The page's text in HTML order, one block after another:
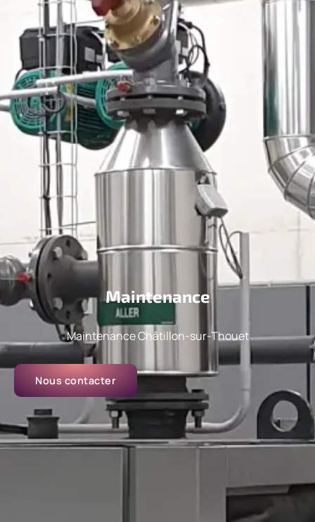
Maintenance
Maintenance Châtillon-sur-Thouet
Nous contacter